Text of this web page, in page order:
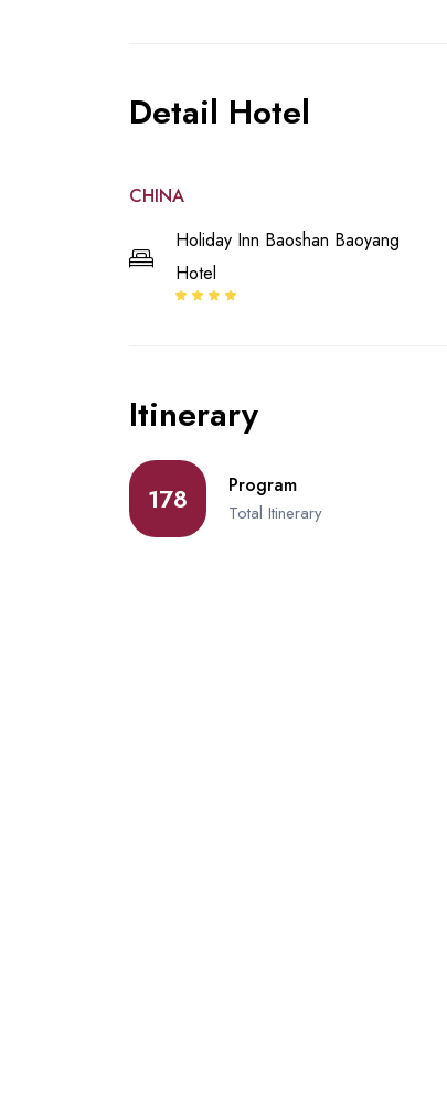
Detail Hotel
CHINA
Holiday Inn Baoshan Baoyang
Hotel
Itinerary
178 Program
Total Itinerary